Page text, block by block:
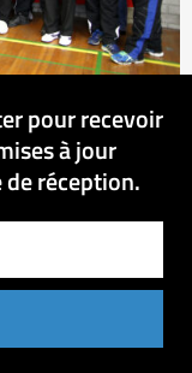
pour recevoir
à jour
réception.